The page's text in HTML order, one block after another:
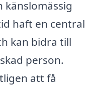
känslomässig
haft en central
kan bidra till
person.
att få